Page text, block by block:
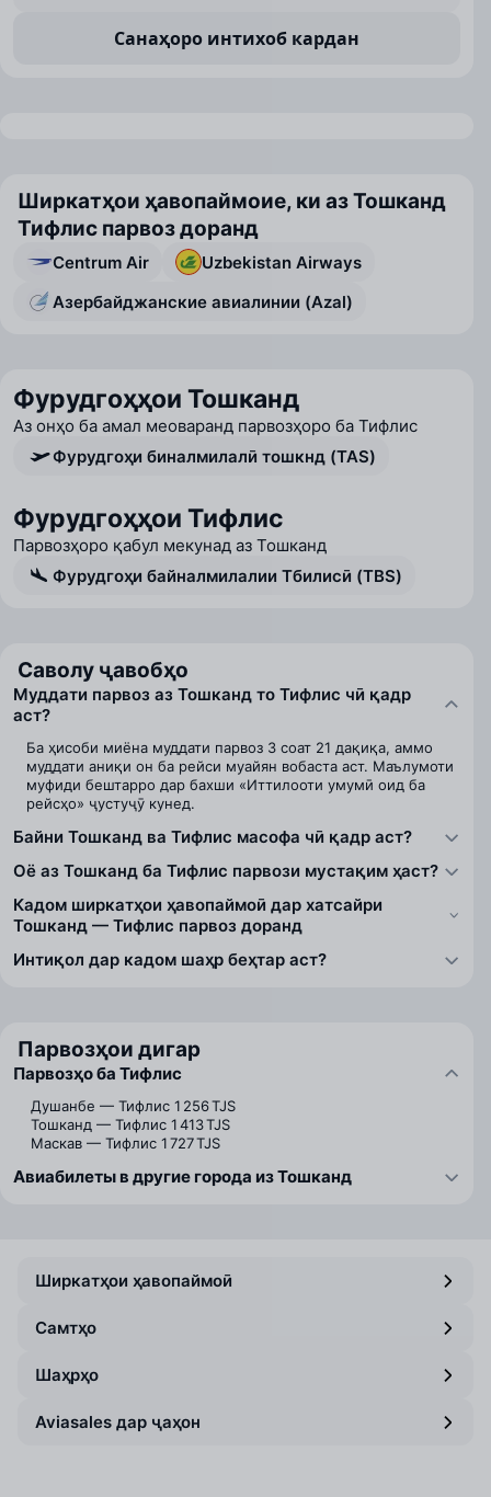
Санаҳоро интихоб кардан
Ширкатҳои ҳавопаймоие, ки аз Тошканд
Тифлис парвоз доранд
Centrum Air
Uzbekistan Airways
Азербайджанские авиалинии (Azal)
Фурудгоҳҳои Тошканд
Аз онҳо ба амал меоваранд парвозҳоро ба Тифлис
Фурудгоҳи биналмилалӣ тошкнд (TAS)
Фурудгоҳҳои Тифлис
Парвозҳоро қабул мекунад аз Тошканд
Фурудгоҳи байналмилалии Тбилисӣ (TBS)
Саволу ҷавобҳо
Муддати парвоз аз Тошканд то Тифлис чӣ қадр
аст?
Ба ҳисоби миёна муддати парвоз 3 соат 21 дақиқа, аммо
муддати аниқи он ба рейси муайян вобаста аст. Маълумоти
муфиди бештарро дар бахши «Иттилооти умумӣ оид ба
рейсҳо» ҷустуҷӯ кунед.
Байни Тошканд ва Тифлис масофа чӣ қадр аст?
Оё аз Тошканд ба Тифлис парвози мустақим ҳаст?
Кадом ширкатҳои ҳавопаймоӣ дар хатсайри
Тошканд — Тифлис парвоз доранд
Интиқол дар кадом шаҳр беҳтар аст?
Парвозҳои дигар
Парвозҳо ба Тифлис
Душанбе — Тифлис 1 256 TJS
Тошканд — Тифлис 1 413 TJS
Маскав — Тифлис 1 727 TJS
Авиабилеты в другие города из Тошканд
Ширкатҳои ҳавопаймоӣ
Самтҳо
Шаҳрҳо
Aviasales дар ҷаҳон